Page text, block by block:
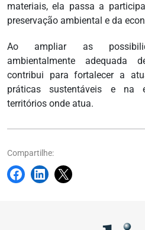
materiais, ela passa a
preservação ambiental e da
Ao ampliar as
ambientalmente adequada
contribui para fortalecer a
práticas sustentáveis e na
territórios onde atua.
Compartilhe: